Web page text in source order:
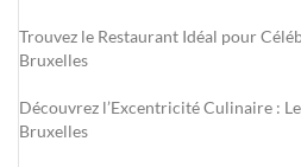
Trouvez le Restaurant Idéal pour
Bruxelles
Découvrez l’Excentricité Culinaire :
Bruxelles